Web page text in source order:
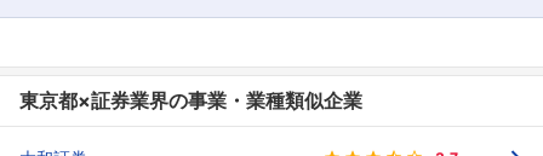
東京都×証券業界の事業・業種類似企業